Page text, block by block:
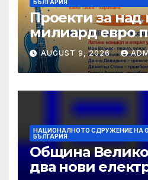
БЪЛГАРИЯ
Проекти за над
милиард евро
AUGUST 9, 2026
НАЦИОНАЛНОТО СДРУЖЕНИЕ НА
БЪЛГАРИЯ
Община
два нови